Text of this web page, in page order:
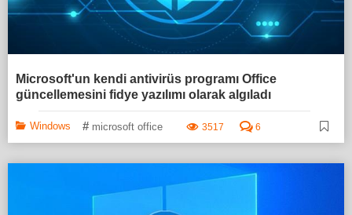
Microsoft'un kendi antivirüs programı Office
güncellemesini fidye yazılımı olarak algıladı
Windows # microsoft office 3517 6